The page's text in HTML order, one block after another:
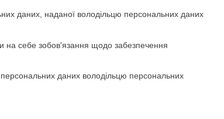
даних, наданої володільцю персональних даних
на себе зобов'язання щодо забезпечення
даних володільцю персональних